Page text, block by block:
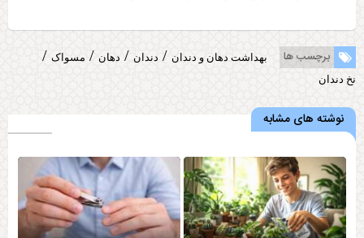
برچسب ها بهداشت دهان و دندان / دندان / دهان / مسواک /
نخ دندان
نوشته های مشابه